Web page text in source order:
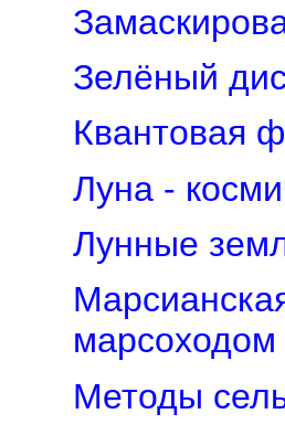
Зелёный
Квантовая
Луна -
Лунные
марсоходом
Методы